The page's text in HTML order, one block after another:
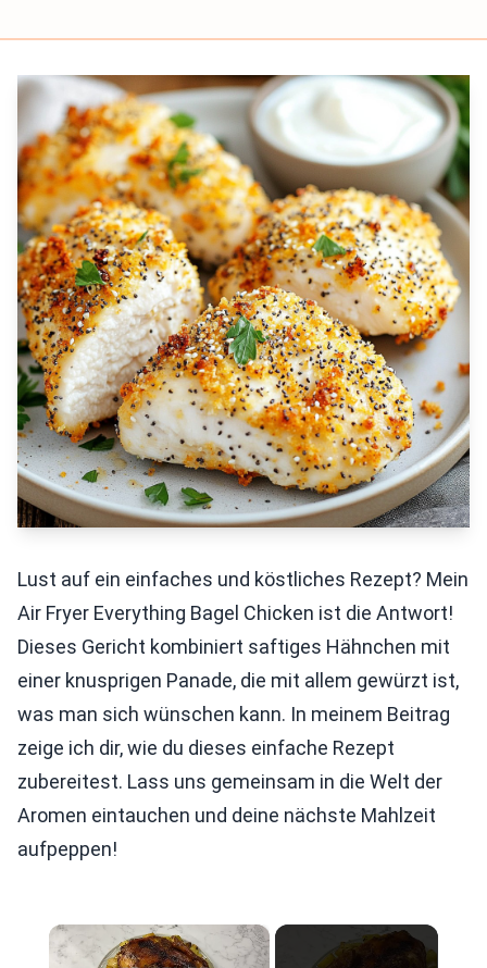
Lust auf ein einfaches und köstliches Rezept? Mein
Air Fryer Everything Bagel Chicken ist die Antwort!
Dieses Gericht kombiniert saftiges Hähnchen mit
einer knusprigen Panade, die mit allem gewürzt ist,
was man sich wünschen kann. In meinem Beitrag
zeige ich dir, wie du dieses einfache Rezept
zubereitest. Lass uns gemeinsam in die Welt der
Aromen eintauchen und deine nächste Mahlzeit
aufpeppen!
×